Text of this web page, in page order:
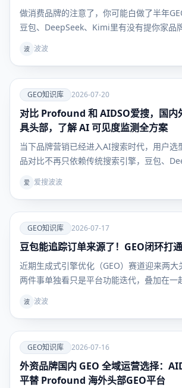
做消费品牌的注意了，你可能白做了半年
豆包、DeepSeek、Kimi里有没有提你家品
候，根本不看这些。 他们问AI："敏感肌用
波 波波
爱
GEO知识
库
GEO知识库 2026-07-20
对比 Profound 和 AIDSO爱搜，国内
具头部，了解 AI 可见度监测全方案
当下品牌营销已经进入AI搜索时代，用户选
品对比不再只依赖传统搜索引擎，豆包、
GEO（生成式引擎优化）彻底解决“如何让
爱 爱搜波波
爱
GEO知识
库
GEO知识库 2026-07-17
豆包能追踪订单来源了！GEO闭环打
近期生成式引擎优化（GEO）赛道迎来两大
两件事单独看只是平台功能迭代，叠加在一
AIDSO同步开放多AI平台商品卡数据监测。
波 波波
爱
GEO知识
库
GEO知识库 2026-07-16
外资品牌国内 GEO 全域运营选择：
平替 Profound 海外头部GEO平台